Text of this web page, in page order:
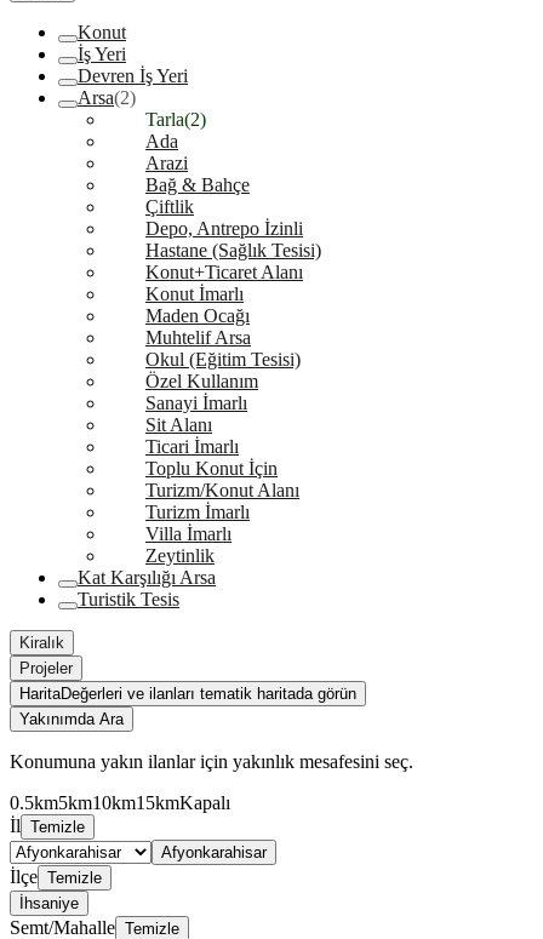
Konut
İş Yeri
Devren İş Yeri
Arsa(2)
Tarla(2)
Ada
Arazi
Bağ & Bahçe
Çiftlik
Depo, Antrepo İzinli
Hastane (Sağlık Tesisi)
Konut+Ticaret Alanı
Konut İmarlı
Maden Ocağı
Muhtelif Arsa
Okul (Eğitim Tesisi)
Özel Kullanım
Sanayi İmarlı
Sit Alanı
Ticari İmarlı
Toplu Konut İçin
Turizm/Konut Alanı
Turizm İmarlı
Villa İmarlı
Zeytinlik
Kat Karşılığı Arsa
Turistik Tesis
Kiralık
Projeler
HaritaDeğerleri ve ilanları tematik haritada görün
Yakınımda Ara
Konumuna yakın ilanlar için yakınlık mesafesini seç.
0.5km5km10km15kmKapalı
İl Temizle
Afyonkarahisar
İlçe Temizle
İhsaniye
Semt/Mahalle Temizle